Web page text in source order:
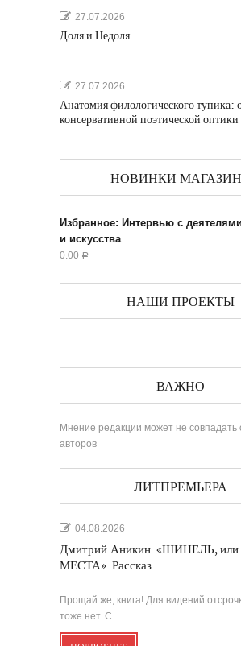
27.07.2026
Доля и Недоля
27.07.2026
Анатомия филологического тупика:
консервативной поэтической оптики
НОВИНКИ
Избранное: Интервью с
и искусства
0.00 Р
НАШИ ПРОЕКТЫ
ВАЖНО
Мнение редакции может не совпадать
авторов
ЛИТПРЕМЬЕРА
04.08.2026
Дмитрий Аникин. «ШИНЕЛЬ,
МЕСТА». Рассказ
Прощай же, книга! Для видений
тоже нет. С…